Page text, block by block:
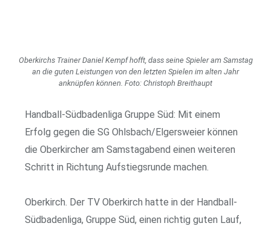
Oberkirchs Trainer Daniel Kempf hofft, dass seine Spieler am Samstag
an die guten Leistungen von den letzten Spielen im alten Jahr
anknüpfen können. Foto: Christoph Breithaupt
Handball-Südbadenliga Gruppe Süd: Mit einem
Erfolg gegen die SG Ohlsbach/Elgersweier können
die Oberkircher am Samstagabend einen weiteren
Schritt in Richtung Aufstiegsrunde machen.
Oberkirch. Der TV Oberkirch hatte in der Handball-
Südbadenliga, Gruppe Süd, einen richtig guten Lauf,